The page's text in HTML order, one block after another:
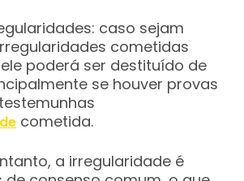
caso sejam
cometidas
poderá ser destituído de
se houver provas
cometida.
a irregularidade é